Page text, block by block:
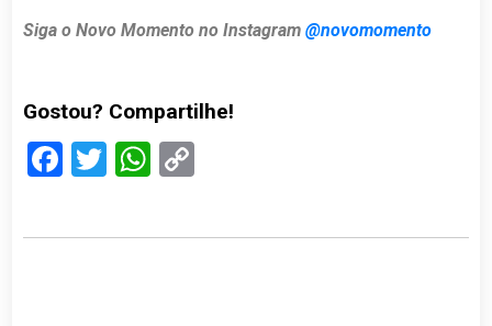
Siga o Novo Momento no Instagram@novomomento
Gostou? Compartilhe!
Facebook
TwitterWhatsApp